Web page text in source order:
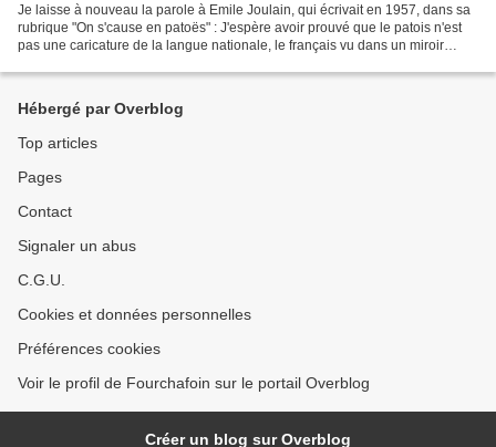
Je laisse à nouveau la parole à Emile Joulain, qui écrivait en 1957, dans sa
rubrique "On s'cause en patoës" : J'espère avoir prouvé que le patois n'est
pas une caricature de la langue nationale, le français vu dans un miroir
Hébergé par Overblog
Top articles
Pages
Contact
Signaler un abus
C.G.U.
Cookies et données personnelles
Préférences cookies
Voir le profil de Fourchafoin sur le portail Overblog
Créer un blog sur Overblog